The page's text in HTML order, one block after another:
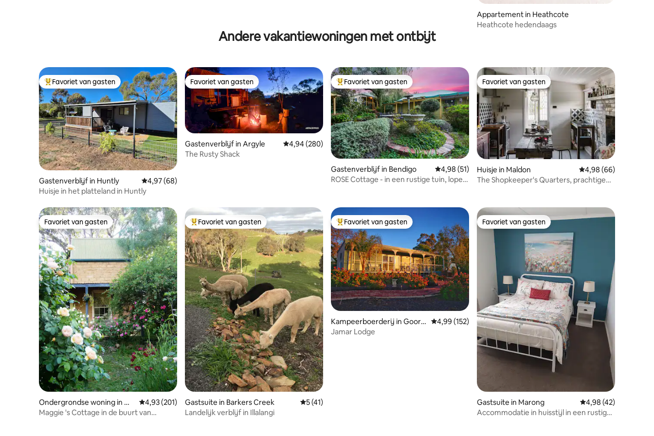
Appartement in Heathcote
Heathcote hedendaags
Andere vakantiewoningen met ontbijt
Topfavoriet van gasten
Favoriet van gasten
Gastenverblijf in Huntly Gemiddelde beoordeling van 4,97 uit 5, 68 recensies
4,97 (68)
Huisje in het platteland in Huntly
Favoriet van gasten
Favoriet van gasten
Gastenverblijf in Argyle Gemiddelde beoordeling van 4,94 uit 5, 280 recensies
4,94 (280)
The Rusty Shack
Topfavoriet van gasten
Favoriet van gasten
Gastenverblijf in Bendigo Gemiddelde beoordeling van 4,98 uit 5, 51 recensies
4,98 (51)
ROSE Cottage - in een rustige tuin, lopen
Favoriet van gasten
Favoriet van gasten
Huisje in Maldon Gemiddelde
4,98 (66)
The Shopkeeper's Quarters, prachtige
Favoriet van gasten
Favoriet van gasten
Ondergrondse woning in Wa
lmer
Gemiddelde beoordeling van 4,93 uit 5, 201 recensies
4,93 (201)
Maggie 's Cottage in de buurt van
Topfavoriet van gasten
Favoriet van gasten
Gastsuite in Barkers Creek Gemiddelde beoordeling van 5 uit 5, 41 recensies
5 (41)
Landelijk verblijf in Illalangi
Topfavoriet van gasten
Favoriet van gasten
Kampeerboerderij in Goorn
ong
Gemiddelde beoordeling van 4,99 uit 5, 152 recensies
4,99 (152)
Jamar Lodge
Favoriet van gasten
Favoriet van gasten
Gastsuite in Marong Gemiddelde
4,98 (42)
Accommodatie in huisstijl in een rustig